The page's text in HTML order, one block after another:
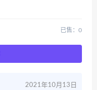
已售：0
2021年10月13日